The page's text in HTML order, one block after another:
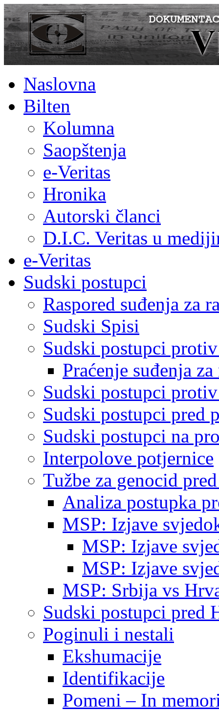
Naslovna
Bilten
Kolumna
Saopštenja
e-Veritas
Hronika
Autorski članci
D.I.C. Veritas u
e-Veritas
Sudski postupci
Raspored suđenja za
Sudski Spisi
Sudski postupci
Praćenje suđenja
Sudski postupci
Sudski postupci pred
Sudski postupci na
Interpolove potjernice
Tužbe za genocid
Analiza postupka
MSP: Izjave
MSP: Izjave
MSP: Izjave
MSP: Srbija vs
Sudski postupci pred
Poginuli i nestali
Ekshumacije
Identifikacije
Pomeni – In